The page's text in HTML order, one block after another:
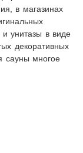
в магазинах
унитазы в виде
декоративных
сауны многое